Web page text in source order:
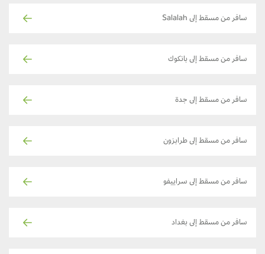
سافر من مسقط إلى Salalah
سافر من مسقط إلى بانكوك
سافر من مسقط إلى جدة
سافر من مسقط إلى طرابزون
سافر من مسقط إلى سراييفو
سافر من مسقط إلى بغداد